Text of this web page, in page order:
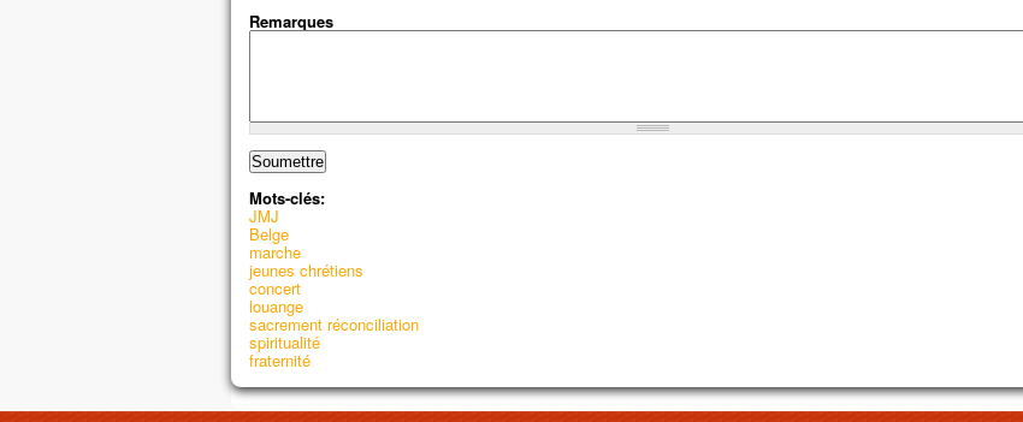
Remarques
Mots-clés:
JMJ
Belge
marche
jeunes chrétiens
concert
louange
sacrement réconciliation
spiritualité
fraternité